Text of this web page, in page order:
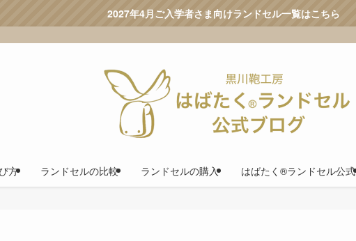
2027年4月ご入学者さま向けランドセル一覧はこちら
方 ランドセルの比較 ランドセルの購入 はばたく®ランドセル公式